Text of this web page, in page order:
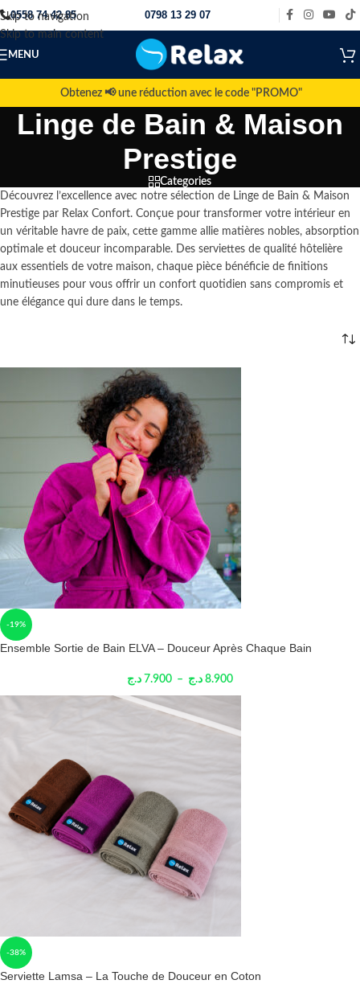
Skip to navigation
Skip to main content
0558 74 42 85 0798 13 29 07
MENU
Obtenez 📢 une réduction avec le code "PROMO"
Linge de Bain & Maison
Prestige
Categories
Découvrez l’excellence avec notre sélection de Linge de Bain & Maison
Prestige par Relax Confort. Conçue pour transformer votre intérieur en
un véritable havre de paix, cette gamme allie matières nobles, absorption
optimale et douceur incomparable. Des serviettes de qualité hôtelière
aux essentiels de votre maison, chaque pièce bénéficie de finitions
minutieuses pour vous offrir un confort quotidien sans compromis et
une élégance qui dure dans le temps.
-19%
Ensemble Sortie de Bain ELVA – Douceur Après Chaque Bain
7.900 د.ج – 8.900 د.ج
-38%
Serviette Lamsa – La Touche de Douceur en Coton